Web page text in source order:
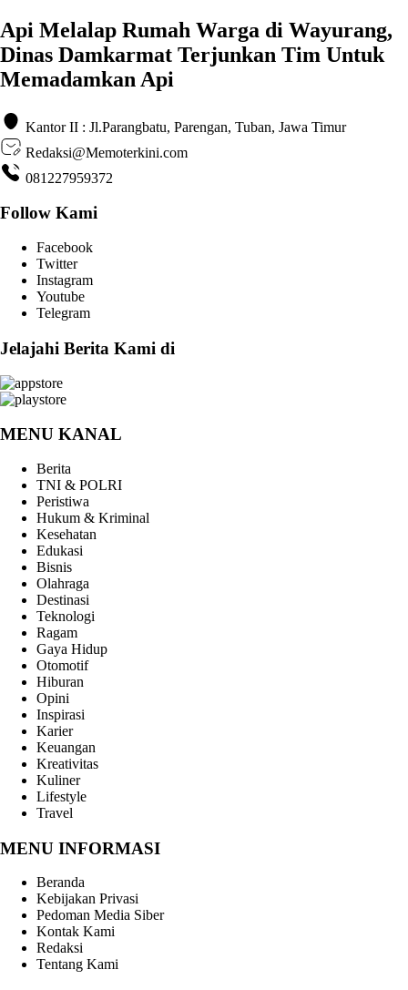
Api Melalap Rumah Warga di Wayurang,
Dinas Damkarmat Terjunkan Tim Untuk
Memadamkan Api
Kantor II : Jl.Parangbatu, Parengan, Tuban, Jawa Timur
Redaksi@Memoterkini.com
081227959372
Follow Kami
Facebook
Twitter
Instagram
Youtube
Telegram
Jelajahi Berita Kami di
MENU KANAL
Berita
TNI & POLRI
Peristiwa
Hukum & Kriminal
Kesehatan
Edukasi
Bisnis
Olahraga
Destinasi
Teknologi
Ragam
Gaya Hidup
Otomotif
Hiburan
Opini
Inspirasi
Karier
Keuangan
Kreativitas
Kuliner
Lifestyle
Travel
MENU INFORMASI
Beranda
Kebijakan Privasi
Pedoman Media Siber
Kontak Kami
Redaksi
Tentang Kami